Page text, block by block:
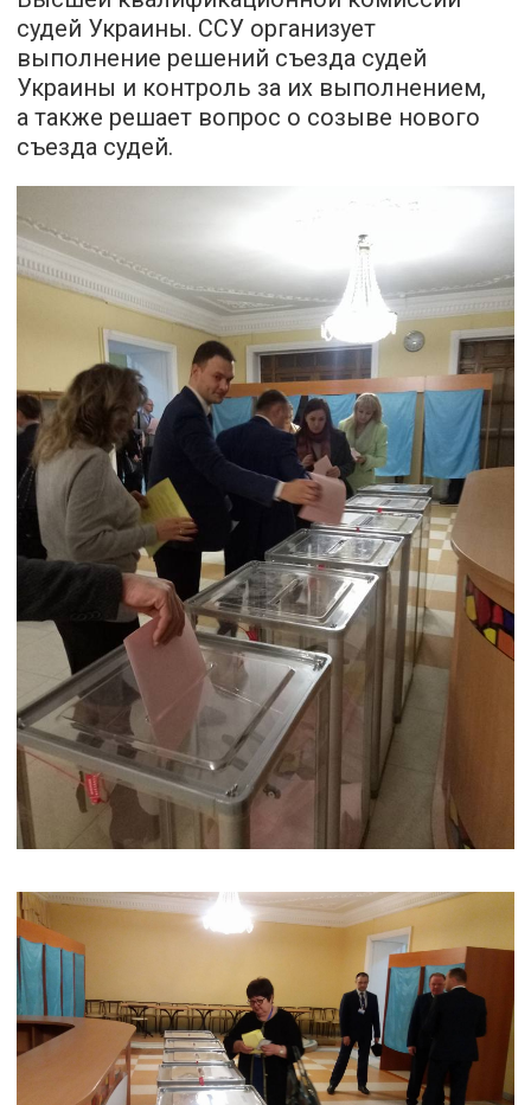
судей Украины. ССУ организует
выполнение решений съезда судей
Украины и контроль за их выполнением,
а также решает вопрос о созыве нового
съезда судей.